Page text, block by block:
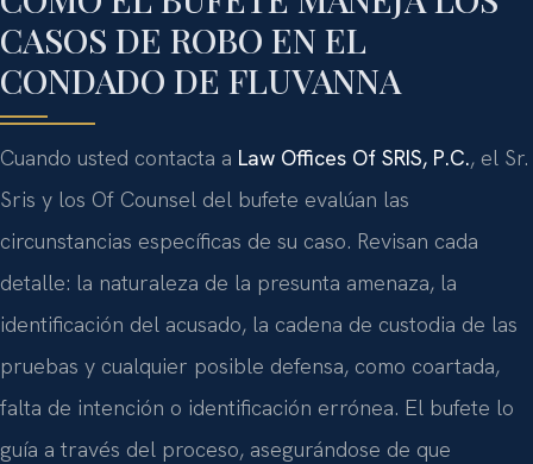
CASOS DE ROBO EN EL
CONDADO DE FLUVANNA
Cuando usted contacta a Law Offices Of SRIS, P.C., el Sr.
Sris y los Of Counsel del bufete evalúan las
circunstancias específicas de su caso. Revisan cada
detalle: la naturaleza de la presunta amenaza, la
identificación del acusado, la cadena de custodia de las
pruebas y cualquier posible defensa, como coartada,
falta de intención o identificación errónea. El bufete lo
guía a través del proceso, asegurándose de que